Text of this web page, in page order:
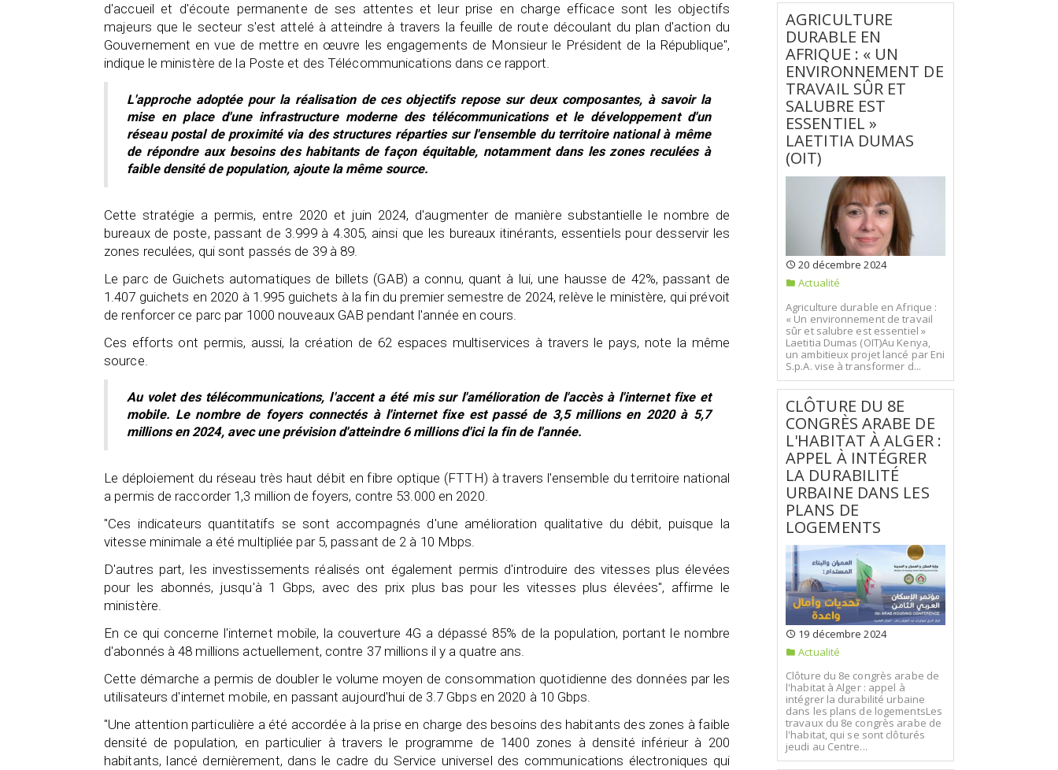
d'accueil et d'écoute permanente de ses attentes et leur prise en charge efficace sont les objectifs
majeurs que le secteur s'est attelé à atteindre à travers la feuille de route découlant du plan d'action du
Gouvernement en vue de mettre en œuvre les engagements de Monsieur le Président de la République",
indique le ministère de la Poste et des Télécommunications dans ce rapport.
L'approche adoptée pour la réalisation de ces objectifs repose sur deux composantes, à savoir la
mise en place d'une infrastructure moderne des télécommunications et le développement d'un
réseau postal de proximité via des structures réparties sur l'ensemble du territoire national à même
de répondre aux besoins des habitants de façon équitable, notamment dans les zones reculées à
faible densité de population, ajoute la même source.
Cette stratégie a permis, entre 2020 et juin 2024, d'augmenter de manière substantielle le nombre de
bureaux de poste, passant de 3.999 à 4.305, ainsi que les bureaux itinérants, essentiels pour desservir les
zones reculées, qui sont passés de 39 à 89.
Le parc de Guichets automatiques de billets (GAB) a connu, quant à lui, une hausse de 42%, passant de
1.407 guichets en 2020 à 1.995 guichets à la fin du premier semestre de 2024, relève le ministère, qui prévoit
de renforcer ce parc par 1000 nouveaux GAB pendant l'année en cours.
Ces efforts ont permis, aussi, la création de 62 espaces multiservices à travers le pays, note la même
source.
Au volet des télécommunications, l'accent a été mis sur l'amélioration de l'accès à l'internet fixe et
mobile. Le nombre de foyers connectés à l'internet fixe est passé de 3,5 millions en 2020 à 5,7
millions en 2024, avec une prévision d'atteindre 6 millions d'ici la fin de l'année.
Le déploiement du réseau très haut débit en fibre optique (FTTH) à travers l'ensemble du territoire national
a permis de raccorder 1,3 million de foyers, contre 53.000 en 2020.
"Ces indicateurs quantitatifs se sont accompagnés d'une amélioration qualitative du débit, puisque la
vitesse minimale a été multipliée par 5, passant de 2 à 10 Mbps.
D'autres part, les investissements réalisés ont également permis d'introduire des vitesses plus élevées
pour les abonnés, jusqu'à 1 Gbps, avec des prix plus bas pour les vitesses plus élevées", affirme le
ministère.
En ce qui concerne l'internet mobile, la couverture 4G a dépassé 85% de la population, portant le nombre
d'abonnés à 48 millions actuellement, contre 37 millions il y a quatre ans.
Cette démarche a permis de doubler le volume moyen de consommation quotidienne des données par les
utilisateurs d'internet mobile, en passant aujourd'hui de 3.7 Gbps en 2020 à 10 Gbps.
"Une attention particulière a été accordée à la prise en charge des besoins des habitants des zones à faible
densité de population, en particulier à travers le programme de 1400 zones à densité inférieur à 200
habitants, lancé dernièrement, dans le cadre du Service universel des communications électroniques qui
AGRICULTURE
DURABLE EN
AFRIQUE : « UN
ENVIRONNEMENT DE
TRAVAIL SÛR ET
SALUBRE EST
ESSENTIEL »
LAETITIA DUMAS
(OIT)
20 décembre 2024
Actualité
Agriculture durable en Afrique :
« Un environnement de travail
sûr et salubre est essentiel »
Laetitia Dumas (OIT)Au Kenya,
un ambitieux projet lancé par Eni
S.p.A. vise à transformer d...
CLÔTURE DU 8E
CONGRÈS ARABE DE
L'HABITAT À ALGER :
APPEL À INTÉGRER
LA DURABILITÉ
URBAINE DANS LES
PLANS DE
LOGEMENTS
19 décembre 2024
Actualité
Clôture du 8e congrès arabe de
l'habitat à Alger : appel à
intégrer la durabilité urbaine
dans les plans de logementsLes
travaux du 8e congrès arabe de
l'habitat, qui se sont clôturés
jeudi au Centre...